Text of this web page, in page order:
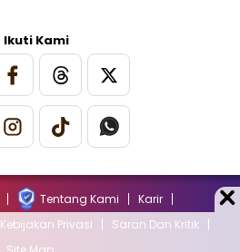
Ikuti Kami
Tentang Kami
Karir
Kebijakan Privasi
Saran Dan Kritik